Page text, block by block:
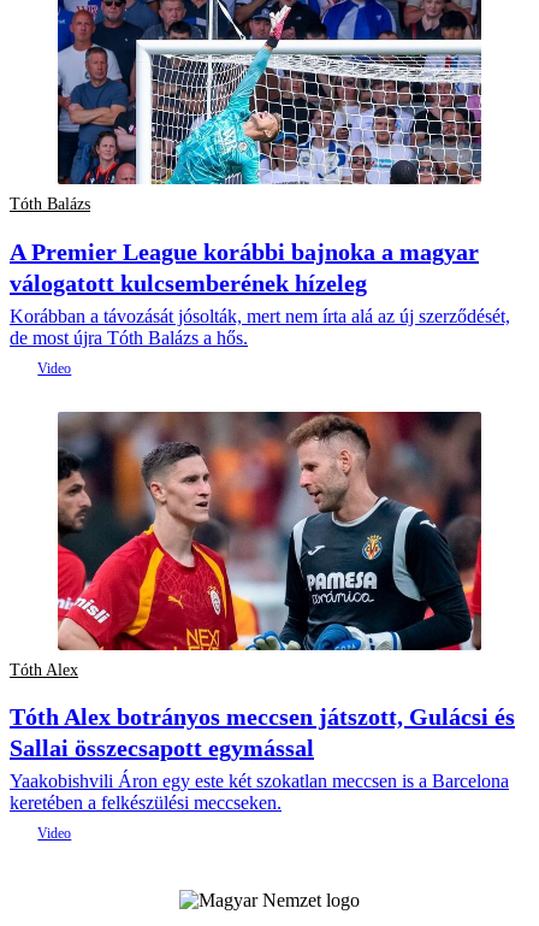
Tóth Balázs
A Premier League korábbi bajnoka a magyar
válogatott kulcsemberének hízeleg
Korábban a távozását jósolták, mert nem írta alá az új szerződését,
de most újra Tóth Balázs a hős.
Tóth Alex
Tóth Alex botrányos meccsen játszott, Gulácsi és
Sallai összecsapott egymással
Yaakobishvili Áron egy este két szokatlan meccsen is a Barcelona
keretében a felkészülési meccseken.